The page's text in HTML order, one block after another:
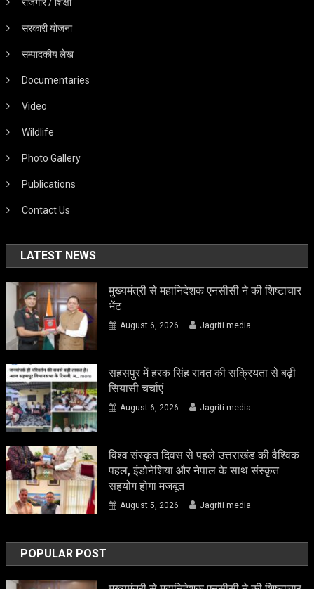
सरकारी योजना
सम्पादकीय लेख
Documentaries
Video
Wildlife
Photo Gallery
Publications
Contact Us
LATEST NEWS
मुख्यमंत्री से महानिदेशक एनसीसी ने की शिष्टाचार
भेंट
August 6, 2026 Jagriti media
सहसपुर में हरक सिंह रावत की सक्रियता से बढ़ी
सियासी चर्चाएं
August 6, 2026 Jagriti media
विश्व संस्कृत दिवस से पहले उत्तराखंड की वैश्विक
पहल, इंडोनेशिया और नेपाल के साथ संस्कृत
सहयोग होगा मजबूत
August 5, 2026 Jagriti media
POPULAR POST